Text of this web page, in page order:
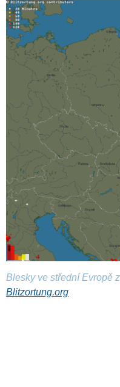
Blesky ve střední Evropě
Blitzortung.org